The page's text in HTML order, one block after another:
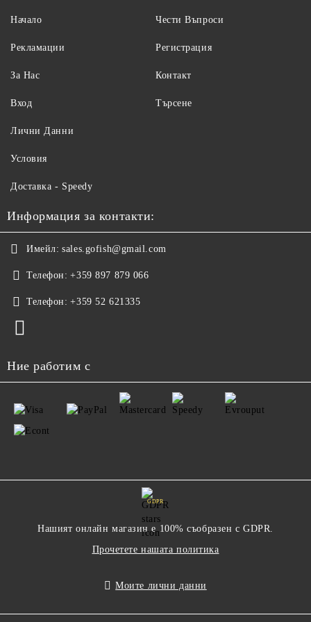
Начало
Рекламации
За Нас
Вход
Чести Въпроси
Регистрация
Контакт
Търсене
Лични Данни
Условия
Доставка - Speedy
Информация за контакти:
Имейл: sales.gofish@gmail.com
Телефон: +359 897 879 066
Телефон: +359 52 621335
Ние работим с
GDPR
Нашият онлайн магазин е 100% съобразен с GDPR.
Прочетете нашата политика
Моите лични данни